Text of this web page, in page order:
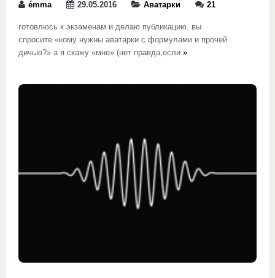
émma 29.05.2016 Аватарки 21
готовлюсь к экзаменам и делаю публикацию. вы
спросите «кому нужны аватарки с формулами и прочей
дичью?» а я скажу «мне» (нет правда,если »